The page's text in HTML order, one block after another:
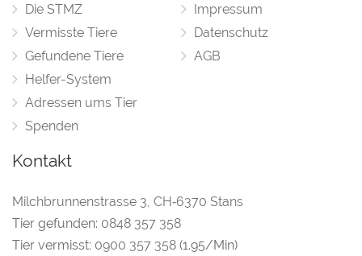
Die STMZ
Vermisste Tiere
Gefundene Tiere
Helfer-System
Adressen ums Tier
Spenden
Impressum
Datenschutz
AGB
Kontakt
Milchbrunnenstrasse 3, CH‑6370 Stans
Tier gefunden: 0848 357 358
Tier vermisst: 0900 357 358 (1.95/Min)